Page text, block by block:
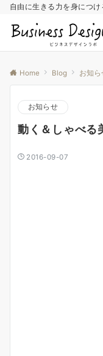
自由に生きる力を身につ
Home Blog お知ら
お知らせ
動く＆しゃべる
2016-09-07